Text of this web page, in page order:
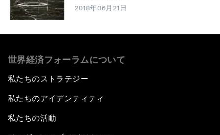
2018年06月21日
世界経済フォーラムについて
私たちのストラテジー
私たちのアイデンティティ
私たちの活動